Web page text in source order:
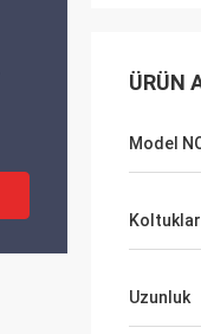
ÜRÜN
Model
Koltuklar
Uzunluk